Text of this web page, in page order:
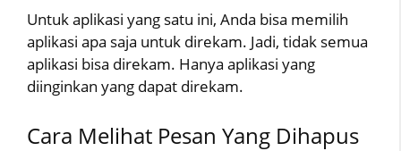
Untuk aplikasi yang satu ini, Anda bisa memilih
aplikasi apa saja untuk direkam. Jadi, tidak semua
aplikasi bisa direkam. Hanya aplikasi yang
diinginkan yang dapat direkam.
Cara Melihat Pesan Yang Dihapus